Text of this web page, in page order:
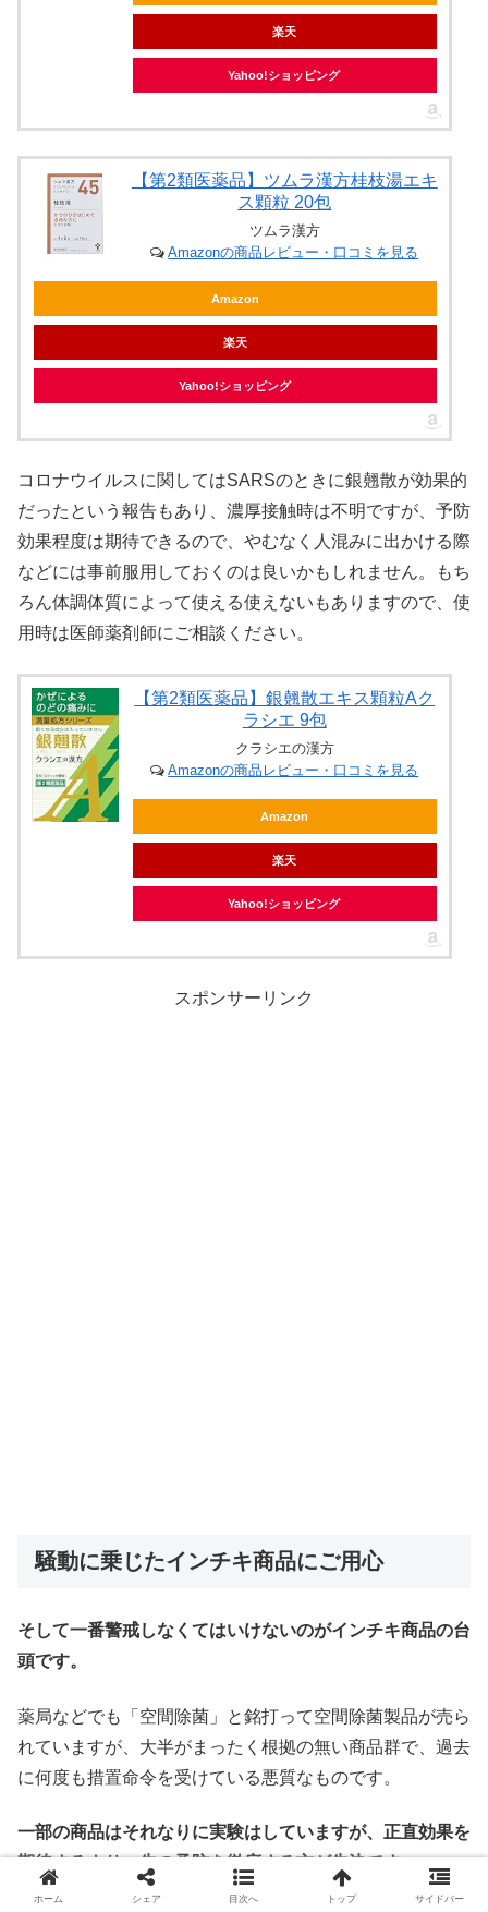
楽天
Yahoo!ショッピング
【第2類医薬品】ツムラ漢方桂枝湯エキ
ス顆粒 20包
ツムラ漢方
Amazonの商品レビュー・口コミを見る
Amazon
楽天
Yahoo!ショッピング
コロナウイルスに関してはSARSのときに銀翹散が効果的
だったという報告もあり、濃厚接触時は不明ですが、予防
効果程度は期待できるので、やむなく人混みに出かける際
などには事前服用しておくのは良いかもしれません。もち
ろん体調体質によって使える使えないもありますので、使
用時は医師薬剤師にご相談ください。
【第2類医薬品】銀翹散エキス顆粒Aク
ラシエ 9包
クラシエの漢方
Amazonの商品レビュー・口コミを見る
Amazon
楽天
Yahoo!ショッピング
スポンサーリンク
騒動に乗じたインチキ商品にご用心
そして一番警戒しなくてはいけないのがインチキ商品の台
頭です。
薬局などでも「空間除菌」と銘打って空間除菌製品が売ら
れていますが、大半がまったく根拠の無い商品群で、過去
に何度も措置命令を受けている悪質なものです。
一部の商品はそれなりに実験はしていますが、正直効果を
期待するより、先の予防を徹底する方が先決です。
ホーム シェア 目次へ トップ サイドバー